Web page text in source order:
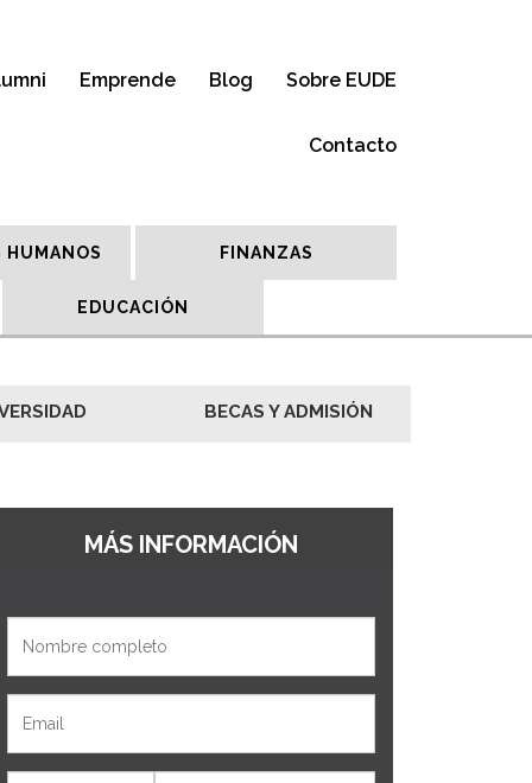
Emprende Blog Sobre EUDE
Contacto
HUMANOS FINANZAS
EDUCACIÓN
BECAS Y ADMISIÓN
MÁS INFORMACIÓN